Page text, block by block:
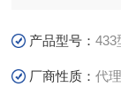
产品型号：433
厂商性质：代